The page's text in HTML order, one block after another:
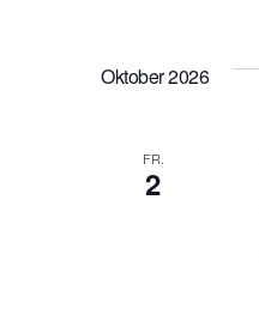
Oktober 2026
FR.
2